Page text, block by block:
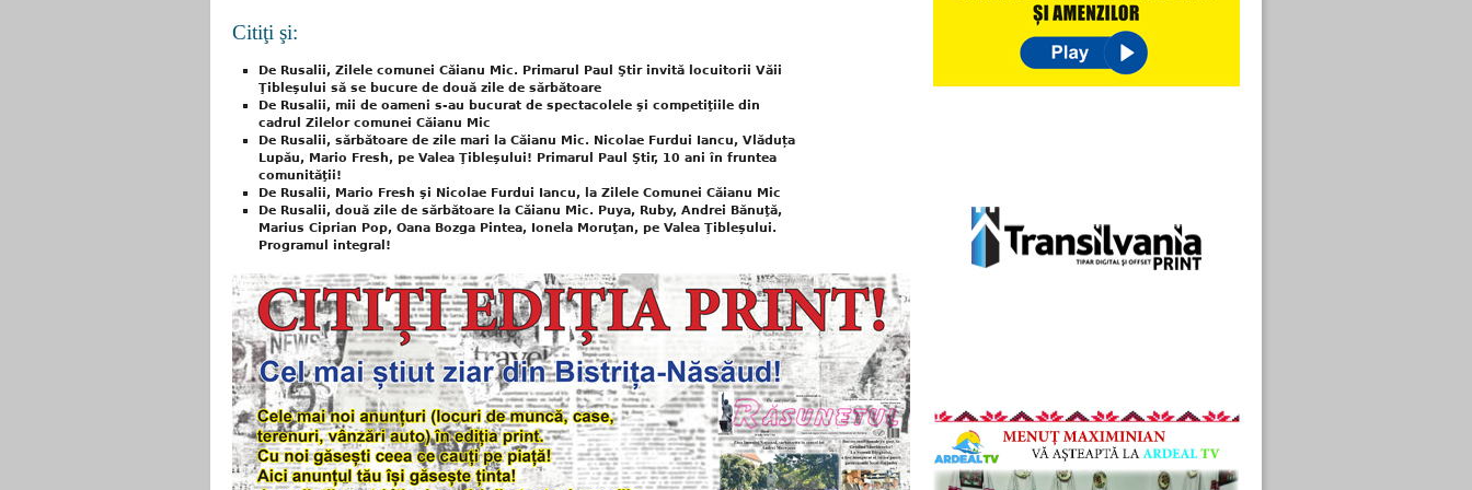
Citiţi şi:
De Rusalii, Zilele comunei Căianu Mic. Primarul Paul Ştir invită locuitorii Văii
Ţibleşului să se bucure de două zile de sărbătoare
De Rusalii, mii de oameni s-au bucurat de spectacolele şi competiţiile din
cadrul Zilelor comunei Căianu Mic
De Rusalii, sărbătoare de zile mari la Căianu Mic. Nicolae Furdui Iancu, Vlăduța
Lupău, Mario Fresh, pe Valea Ţibleşului! Primarul Paul Ştir, 10 ani în fruntea
comunităţii!
De Rusalii, Mario Fresh şi Nicolae Furdui Iancu, la Zilele Comunei Căianu Mic
De Rusalii, două zile de sărbătoare la Căianu Mic. Puya, Ruby, Andrei Bănuţă,
Marius Ciprian Pop, Oana Bozga Pintea, Ionela Moruţan, pe Valea Ţibleşului.
Programul integral!